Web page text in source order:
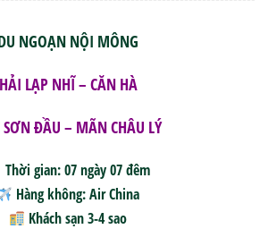
NGOẠN NỘI MÔNG
HẢI LẠP NHĨ – CĂN HÀ
SƠN ĐẦU – MÃN CHÂU LÝ
Thời gian: 07 ngày 07 đêm
Hàng không: Air China
Khách sạn 3-4 sao